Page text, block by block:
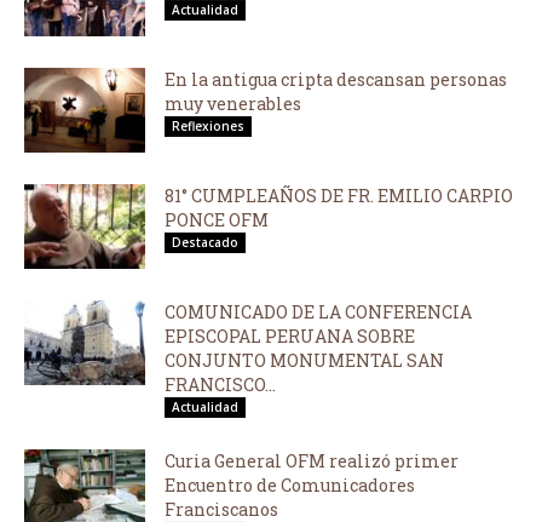
Actualidad
En la antigua cripta descansan personas
muy venerables
Reflexiones
81° CUMPLEAÑOS DE FR. EMILIO CARPIO
PONCE OFM
Destacado
COMUNICADO DE LA CONFERENCIA
EPISCOPAL PERUANA SOBRE
CONJUNTO MONUMENTAL SAN
FRANCISCO...
Actualidad
Curia General OFM realizó primer
Encuentro de Comunicadores
Franciscanos